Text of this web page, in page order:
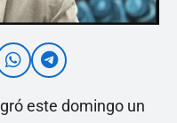
este domingo un